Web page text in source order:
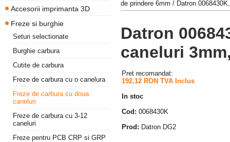
Accesorii imprimanta 3D
Freze si burghie
Seturi selectionate
Burghie carbura
Cutite de carbura
Freze de carbura cu o canelura
Freze de carbura cu doua
caneluri
Freze de carbura cu 3-12
caneluri
Freze pentru PCB CRP si GRP
de prindere 6mm / Datron
Datron
caneluri
Pret recomandat:
192,12 RON TVA Inclus
In stoc
Cod: 0068430K
Prod: Datron DG2